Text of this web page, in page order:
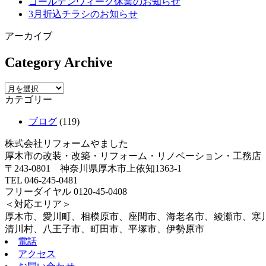
3月折込チラシのお知らせ
アーカイブ
Category Archive
カテゴリー
ブログ (119)
株式会社リフォームやました
厚木市の改装・改築・リフォーム・リノベーション・工務店
〒243-0801 神奈川県厚木市上依知1363-1
TEL 046-245-0481
フリーダイヤル 0120-45-0408
＜対応エリア＞
厚木市、愛川町、相模原市、座間市、海老名市、綾瀬市、寒
清川村、八王子市、町田市、平塚市、伊勢原市
電話
アクセス